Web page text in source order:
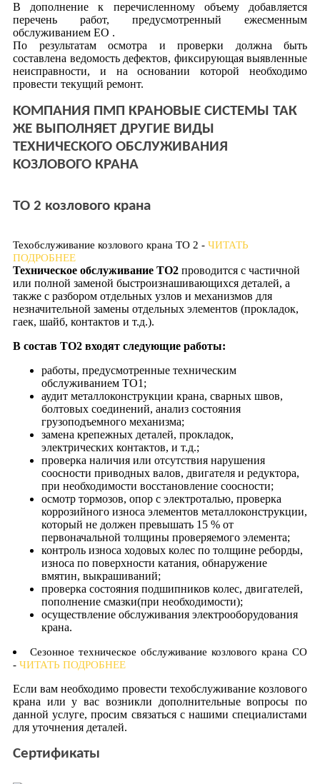
В дополнение к перечисленному объему добавляется
перечень работ, предусмотренный ежесменным
обслуживанием ЕО .
По результатам осмотра и проверки должна быть
составлена ведомость дефектов, фиксирующая выявленные
неисправности, и на основании которой необходимо
провести текущий ремонт.
КОМПАНИЯ ПМП КРАНОВЫЕ СИСТЕМЫ ТАК
ЖЕ ВЫПОЛНЯЕТ ДРУГИЕ ВИДЫ
ТЕХНИЧЕСКОГО ОБСЛУЖИВАНИЯ
КОЗЛОВОГО КРАНА
ТО 2 козлового крана
Техобслуживание козлового крана ТО 2 - ЧИТАТЬ
ПОДРОБНЕЕ
Техническое обслуживание ТО2 проводится с частичной
или полной заменой быстроизнашивающихся деталей, а
также с разбором отдельных узлов и механизмов для
незначительной замены отдельных элементов (прокладок,
гаек, шайб, контактов и т.д.).
В состав ТО2 входят следующие работы:
работы, предусмотренные техническим
обслуживанием ТО1;
аудит металлоконструкции крана, сварных швов,
болтовых соединений, анализ состояния
грузоподъемного механизма;
замена крепежных деталей, прокладок,
электрических контактов, и т.д.;
проверка наличия или отсутствия нарушения
соосности приводных валов, двигателя и редуктора,
при необходимости восстановление соосности;
осмотр тормозов, опор с электроталью, проверка
коррозийного износа элементов металлоконструкции,
который не должен превышать 15 % от
первоначальной толщины проверяемого элемента;
контроль износа ходовых колес по толщине реборды,
износа по поверхности катания, обнаружение
вмятин, выкрашиваний;
проверка состояния подшипников колес, двигателей,
пополнение смазки(при необходимости);
осуществление обслуживания электрооборудования
крана.
Сезонное техническое обслуживание козлового крана СО
- ЧИТАТЬ ПОДРОБНЕЕ
Если вам необходимо провести техобслуживание козлового
крана или у вас возникли дополнительные вопросы по
данной услуге, просим связаться с нашими специалистами
для уточнения деталей.
Сертификаты